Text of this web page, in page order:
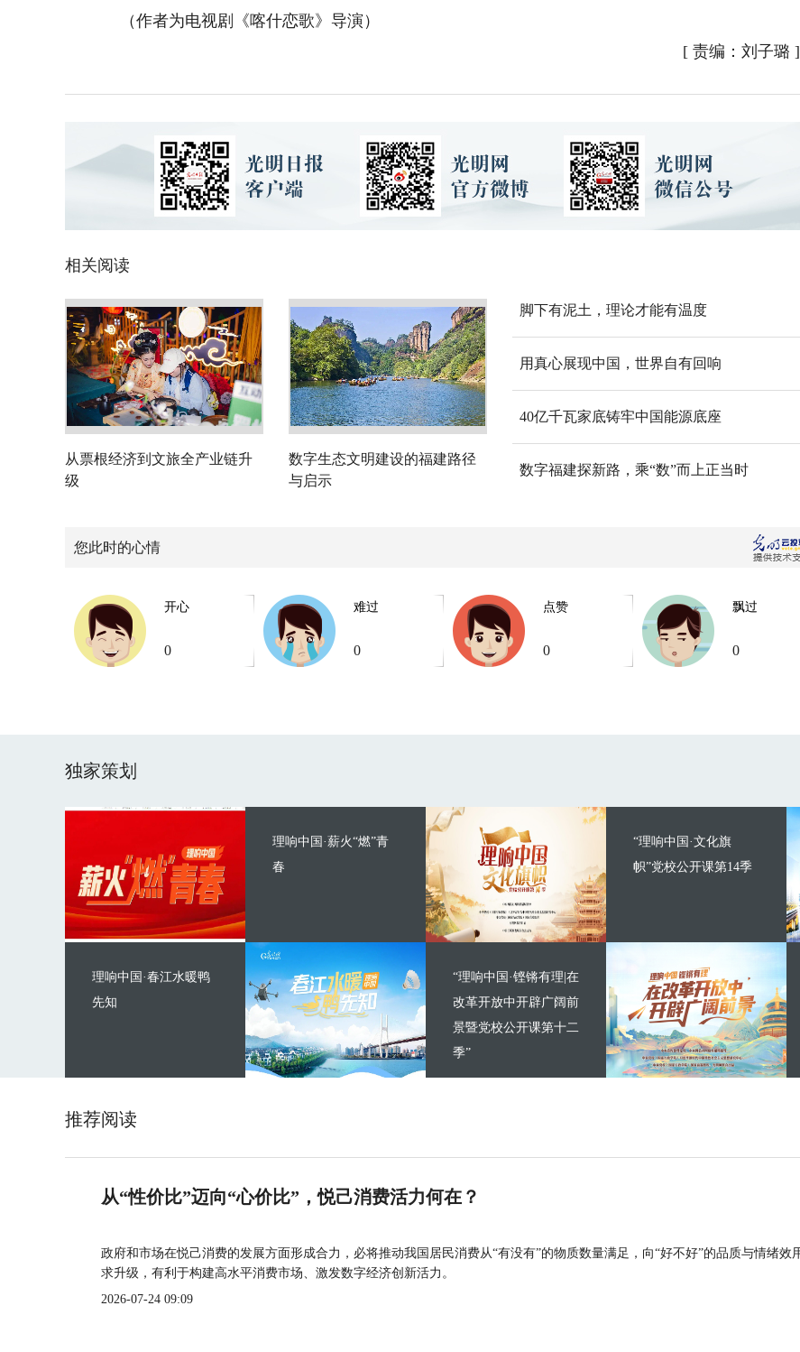
（作者为电视剧《喀什恋歌》导演）
[ 责编：刘子璐 ]
相关阅读
从票根经济到文旅全产业链升
级
数字生态文明建设的福建路径
与启示
脚下有泥土，理论才能有温度
用真心展现中国，世界自有回响
40亿千瓦家底铸牢中国能源底座
数字福建探新路，乘“数”而上正当时
您此时的心情
开心
0
难过
0
点赞
0
飘过
0
独家策划
理响中国·薪火“燃”青
春
理响中国·春江水暖鸭
先知
“理响中国·文化旗
帜”党校公开课第14季
“理响中国·铿锵有理|在
改革开放中开辟广阔前
景暨党校公开课第十二
季”
推荐阅读
从“性价比”迈向“心价比”，悦己消费活力何在？
政府和市场在悦己消费的发展方面形成合力，必将推动我国居民消费从“有没有”的物质数量满足，向“好不好”的品质与情绪效
求升级，有利于构建高水平消费市场、激发数字经济创新活力。
2026-07-24 09:09